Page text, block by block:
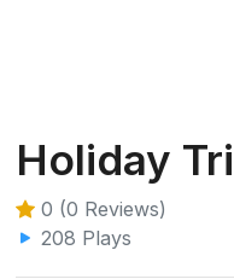
Holiday
0 (0 Reviews)
208 Plays